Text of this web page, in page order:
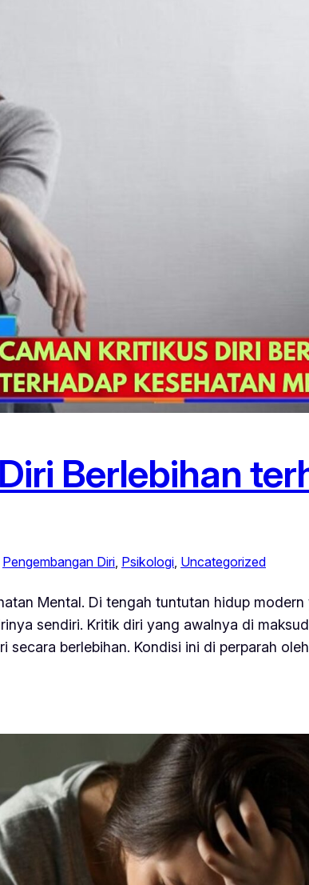
Berlebihan
Pengembangan Diri, Psikologi, Uncategorized
Mental. Di tengah tuntutan hidup
sendiri. Kritik diri yang awalnya di
secara berlebihan. Kondisi ini di perparah